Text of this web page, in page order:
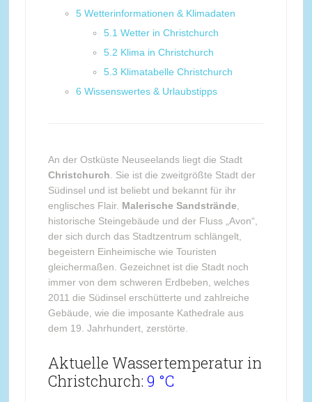
5 Wetterinformationen & Klimadaten
5.1 Wetter in Christchurch
5.2 Klima in Christchurch
5.3 Klimatabelle Christchurch
6 Wissenswertes & Urlaubstipps
An der Ostküste Neuseelands liegt die Stadt
Christchurch . Sie ist die zweitgrößte Stadt der
Südinsel und ist beliebt und bekannt für ihr
englisches Flair. Malerische Sandstrände
historische Steingebäude und der Fluss „Avon“,
der sich durch das Stadtzentrum schlängelt,
begeistern Einheimische wie Touristen
gleichermaßen. Gezeichnet ist die Stadt noch
immer von dem schweren Erdbeben, welches
2011 die Südinsel erschütterte und zahlreiche
Gebäude, wie die imposante Kathedrale aus
dem 19. Jahrhundert, zerstörte.
Aktuelle Wassertemperatur in
Christchurch: 9 °C